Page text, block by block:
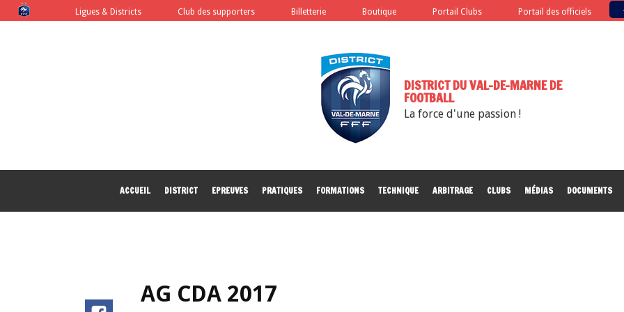
Ligues & Districts Club des supporters Billetterie Boutique Portail Clubs Portail des officiels
DISTRICT DU VAL-DE-MARNE DE
FOOTBALL
La force d'une passion !
ACCUEIL DISTRICT EPREUVES PRATIQUES FORMATIONS TECHNIQUE ARBITRAGE CLUBS MÉDIAS DOCUMENTS
AG CDA 2017